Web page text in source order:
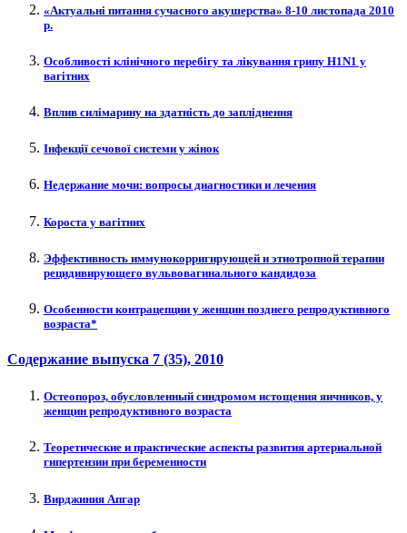
«Актуальні питання сучасного акушерства» 8-10 листопада 2010
р.
Особливості клінічного перебігу та лікування грипу H1N1 у
вагітних
Вплив силімарину на здатність до запліднення
Інфекції сечової системи у жінок
Недержание мочи: вопросы диагностики и лечения
Короста у вагітних
Эффективность иммунокорригирующей и этиотропной терапии
рецидивирующего вульвовагинального кандидоза
Особенности контрацепции у женщин позднего репродуктивного
возраста*
Содержание выпуска 7 (35), 2010
Остеопороз, обусловленный синдромом истощения яичников, у
женщин репродуктивного возраста
Теоретические и практические аспекты развития артериальной
гипертензии при беременности
Вирджиния Апгар